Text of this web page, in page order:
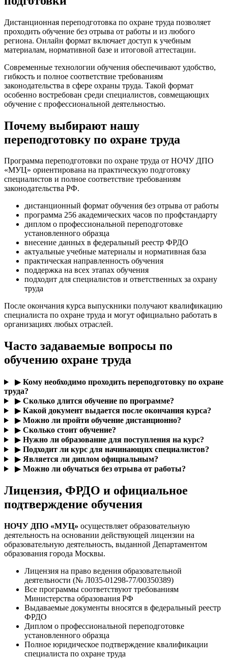
Дистанционная переподготовка по охране труда позволяет
проходить обучение без отрыва от работы и из любого
региона. Онлайн формат включает доступ к учебным
материалам, нормативной базе и итоговой аттестации.
Современные технологии обучения обеспечивают удобство,
гибкость и полное соответствие требованиям
законодательства в сфере охраны труда. Такой формат
особенно востребован среди специалистов, совмещающих
обучение с профессиональной деятельностью.
Почему выбирают нашу
переподготовку по охране труда
Программа переподготовки по охране труда от НОЧУ ДПО
«МУЦ» ориентирована на практическую подготовку
специалистов и полное соответствие требованиям
законодательства РФ.
дистанционный формат обучения без отрыва от работы
программа 256 академических часов по профстандарту
диплом о профессиональной переподготовке
установленного образца
внесение данных в федеральный реестр ФРДО
актуальные учебные материалы и нормативная база
практическая направленность обучения
поддержка на всех этапах обучения
подходит для специалистов и ответственных за охрану
труда
После окончания курса выпускники получают квалификацию
специалиста по охране труда и могут официально работать в
организациях любых отраслей.
Часто задаваемые вопросы по
обучению охране труда
▶ Кому необходимо проходить переподготовку по охране
труда?
▶ Сколько длится обучение по программе?
▶ Какой документ выдается после окончания курса?
▶ Можно ли пройти обучение дистанционно?
▶ Сколько стоит обучение?
▶ Нужно ли образование для поступления на курс?
▶ Подходит ли курс для начинающих специалистов?
▶ Является ли диплом официальным?
▶ Можно ли обучаться без отрыва от работы?
Лицензия, ФРДО и официальное
подтверждение обучения
НОЧУ ДПО «МУЦ» осуществляет образовательную
деятельность на основании действующей лицензии на
образовательную деятельность, выданной Департаментом
образования города Москвы.
Лицензия на право ведения образовательной
деятельности (№ Л035-01298-77/00350389)
Все программы соответствуют требованиям
Министерства образования РФ
Выдаваемые документы вносятся в федеральный реестр
ФРДО
Диплом о профессиональной переподготовке
установленного образца
Полное юридическое подтверждение квалификации
специалиста по охране труда